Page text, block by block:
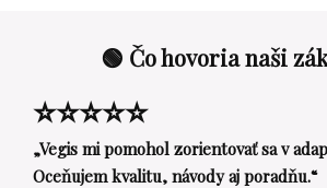
🟢 Čo hovoria naši
⭐⭐⭐⭐⭐
„Vegis mi pomohol zorientovať sa v
Oceňujem kvalitu, návody aj poradňu.“